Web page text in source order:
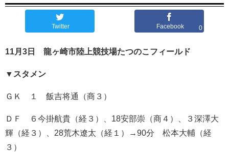
Twitter Facebook 0
11月3日 龍ヶ崎市陸上競技場たつのこフィールド
▼スタメン
ＧＫ １ 飯吉将通（商３）
ＤＦ ６今掛航貴（経３）、18安部崇（商４）、３深澤大
輝（経３）、28荒木遼太（経１）→90分 松本大輔（経
３）